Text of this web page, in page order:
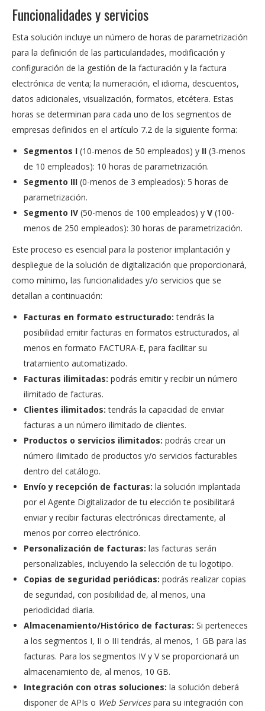
Funcionalidades y servicios
Esta solución incluye un número de horas de parametrización
para la definición de las particularidades, modificación y
configuración de la gestión de la facturación y la factura
electrónica de venta; la numeración, el idioma, descuentos,
datos adicionales, visualización, formatos, etcétera. Estas
horas se determinan para cada uno de los segmentos de
empresas definidos en el artículo 7.2 de la siguiente forma:
Segmentos I (10-menos de 50 empleados) y II (3-menos
de 10 empleados): 10 horas de parametrización.
Segmento III (0-menos de 3 empleados): 5 horas de
parametrización.
Segmento IV (50-menos de 100 empleados) y V (100-
menos de 250 empleados): 30 horas de parametrización.
Este proceso es esencial para la posterior implantación y
despliegue de la solución de digitalización que proporcionará,
como mínimo, las funcionalidades y/o servicios que se
detallan a continuación:
Facturas en formato estructurado: tendrás la
posibilidad emitir facturas en formatos estructurados, al
menos en formato FACTURA-E, para facilitar su
tratamiento automatizado.
Facturas ilimitadas: podrás emitir y recibir un número
ilimitado de facturas.
Clientes ilimitados: tendrás la capacidad de enviar
facturas a un número ilimitado de clientes.
Productos o servicios ilimitados: podrás crear un
número ilimitado de productos y/o servicios facturables
dentro del catálogo.
Envío y recepción de facturas: la solución implantada
por el Agente Digitalizador de tu elección te posibilitará
enviar y recibir facturas electrónicas directamente, al
menos por correo electrónico.
Personalización de facturas: las facturas serán
personalizables, incluyendo la selección de tu logotipo.
Copias de seguridad periódicas: podrás realizar copias
de seguridad, con posibilidad de, al menos, una
periodicidad diaria.
Almacenamiento/Histórico de facturas: Si perteneces
a los segmentos I, II o III tendrás, al menos, 1 GB para las
facturas. Para los segmentos IV y V se proporcionará un
almacenamiento de, al menos, 10 GB.
Integración con otras soluciones: la solución deberá
disponer de APIs o Web Servicespara su integración con